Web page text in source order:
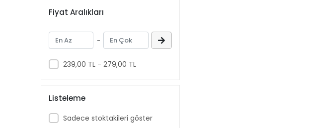
Fiyat Aralıkları
-
239,00 TL - 279,00 TL
Listeleme
Sadece stoktakileri göster